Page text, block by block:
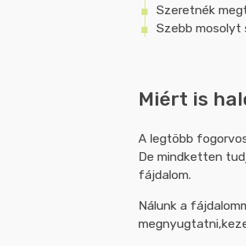
Szeretnék
Szebb mosolyt
Miért is
A legtöbb
De mindketten
fájdalom.
Nálunk a